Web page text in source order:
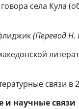
села Кула
(Перевод Н.
связи в
и научные связи